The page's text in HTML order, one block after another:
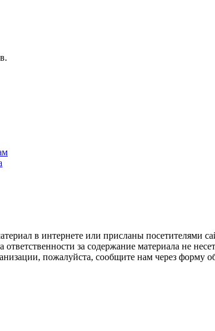
в интернете или присланы посетителями
за содержание материала не
пожалуйста, сообщите нам через форму